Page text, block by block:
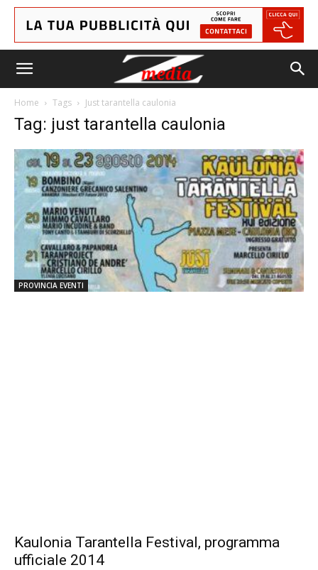
Home Tags Just tarantella caulonia
Tag: just tarantella caulonia
PROVINCIA EVENTI
Kaulonia Tarantella Festival, programma
ufficiale 2014